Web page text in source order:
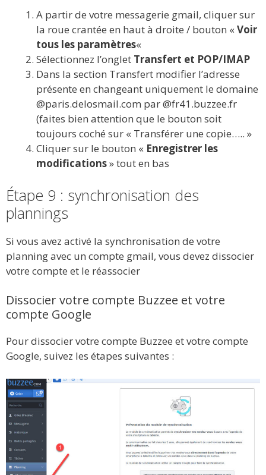
A partir de votre messagerie gmail, cliquer sur
la roue crantée en haut à droite / bouton « Voir
tous les paramètres«
Sélectionnez l’onglet Transfert et POP/IMAP
Dans la section Transfert modifier l’adresse
présente en changeant uniquement le domaine
@paris.delosmail.com par @fr41.buzzee.fr
(faites bien attention que le bouton soit
toujours coché sur « Transférer une copie….. »
Cliquer sur le bouton « Enregistrer les
modifications» tout en bas
Étape 9 : synchronisation des
plannings
Si vous avez activé la synchronisation de votre
planning avec un compte gmail, vous devez dissocier
votre compte et le réassocier
Dissocier votre compte Buzzee et votre
compte Google
Pour dissocier votre compte Buzzee et votre compte
Google, suivez les étapes suivantes :